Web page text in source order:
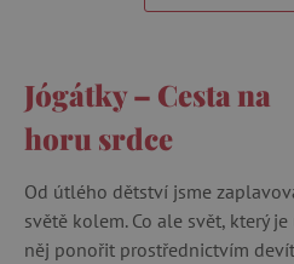
Jógátky – Cesta na
horu srdce
Od útlého dětství jsme
světě kolem. Co ale svět, který
něj ponořit prostřednictvím